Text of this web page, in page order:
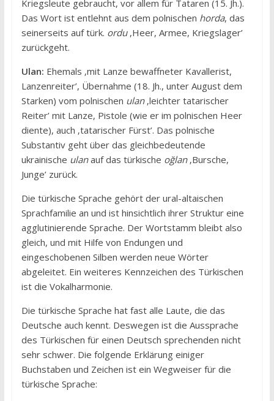
Kriegsleute gebraucht, vor allem für Tataren (15. Jh.).
Das Wort ist entlehnt aus dem polnischen horda, das
seinerseits auf türk. ordu,Heer, Armee, Kriegslager’
zurückgeht.
Ulan: Ehemals ‚mit Lanze bewaffneter Kavallerist,
Lanzenreiter’, Übernahme (18. Jh., unter August dem
Starken) vom polnischen ulan‚leichter tatarischer
Reiter’ mit Lanze, Pistole (wie er im polnischen Heer
diente), auch ‚tatarischer Fürst’. Das polnische
Substantiv geht über das gleichbedeutende
ukrainische ulanauf das türkische oğlan‚Bursche,
Junge’ zurück.
Die türkische Sprache gehört der ural-altaischen
Sprachfamilie an und ist hinsichtlich ihrer Struktur eine
agglutinierende Sprache. Der Wortstamm bleibt also
gleich, und mit Hilfe von Endungen und
eingeschobenen Silben werden neue Wörter
abgeleitet. Ein weiteres Kennzeichen des Türkischen
ist die Vokalharmonie.
Die türkische Sprache hat fast alle Laute, die das
Deutsche auch kennt. Deswegen ist die Aussprache
des Türkischen für einen Deutsch sprechenden nicht
sehr schwer. Die folgende Erklärung einiger
Buchstaben und Zeichen ist ein Wegweiser für die
türkische Sprache: